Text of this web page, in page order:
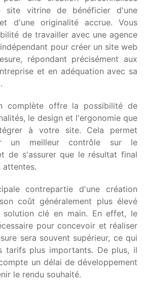
site vitrine de bénéficier d'une
d'une originalité accrue. Vous
de travailler avec une agence
pour créer un site web
répondant précisément aux
et en adéquation avec sa
complète offre la possibilité de
le design et l'ergonomie que
à votre site. Cela permet
un meilleur contrôle sur le
de s'assurer que le résultat final
attentes.
contrepartie d'une création
coût généralement plus élevé
clé en main. En effet, le
pour concevoir et réaliser
sera souvent supérieur, ce qui
tarifs plus importants. De plus, il
un délai de développement
le rendu souhaité.